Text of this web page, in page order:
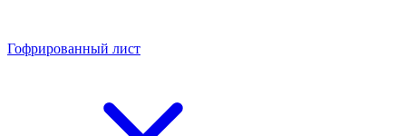
Гофрированный лист